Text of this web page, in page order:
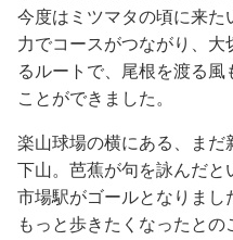
今度はミツマタの頃に来
力でコースがつながり、
るルートで、尾根を渡る
ことができました。
楽山球場の横にある、まだ
下山。芭蕉が句を詠んだと
市場駅がゴールとなりまし
もっと歩きたくなったとの